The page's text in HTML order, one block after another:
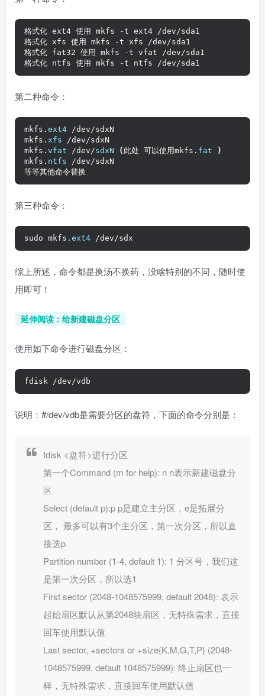
格式化 ext4 使用 mkfs -t ext4 /dev/sda1
格式化 xfs 使用 mkfs -t xfs /dev/sda1
格式化 fat32 使用 mkfs -t vfat /dev/sda1
格式化 ntfs 使用 mkfs -t ntfs /dev/sda1
第二种命令：
mkfs. ext4 /dev/sdxN
mkfs. xfs /dev/sdxN
mkfs. vfat /dev/sdxN ( 此处 可以使用mkfs. fat
)
mkfs. ntfs /dev/sdxN
等等其他命令替换
第三种命令：
sudo mkfs. ext4 /dev/sdx
综上所述，命令都是换汤不换药，没啥特别的不同，随时使
用即可！
延伸阅读：给新建磁盘分区
使用如下命令进行磁盘分区：
fdisk /dev/vdb
说明：#/dev/vdb是需要分区的盘符，下面的命令分别是：
fdisk <盘符>进行分区
第一个Command (m for help): n n表示新建磁盘分
区
Select (default p):p p是建立主分区，e是拓展分
区， 最多可以有3个主分区，第一次分区，所以直
接选p
Partition number (1-4, default 1): 1 分区号，我们这
是第一次分区，所以选1
First sector (2048-1048575999, default 2048): 表示
起始扇区默认从第2048块扇区，无特殊需求，直接
回车使用默认值
Last sector, +sectors or +size{K,M,G,T,P} (2048-
1048575999, default 1048575999): 终止扇区也一
样，无特殊需求，直接回车使用默认值